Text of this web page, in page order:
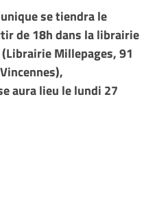
se tiendra le
de 18h dans la librairie
Millepages, 91
aura lieu le lundi 27